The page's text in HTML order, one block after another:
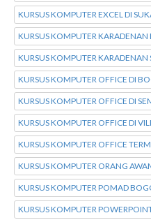
KURSUS KOMPUTER EXCEL DI
KURSUS KOMPUTER KARADENAN
KURSUS KOMPUTER
KURSUS KOMPUTER OFFICE DI
KURSUS KOMPUTER OFFICE DI
KURSUS KOMPUTER OFFICE DI
KURSUS KOMPUTER OFFICE
KURSUS KOMPUTER ORANG
KURSUS KOMPUTER POMAD
KURSUS KOMPUTER